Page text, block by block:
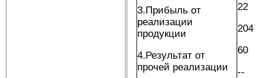
3.Прибыль от
реализации
продукции
4.Результат от
прочей реализации
22
204
60
--